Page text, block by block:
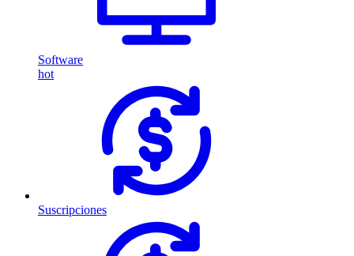
Software
hot
Suscripciones